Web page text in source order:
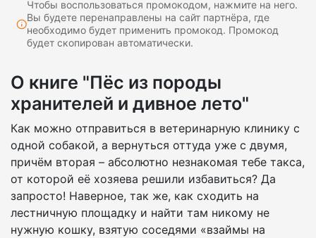
Чтобы воспользоваться промокодом, нажмите на него.
Вы будете перенаправлены на сайт партнёра, где
необходимо будет применить промокод. Промокод
будет скопирован автоматически.
О книге "Пёс из породы
хранителей и дивное лето"
Как можно отправиться в ветеринарную клинику с
одной собакой, а вернуться оттуда уже с двумя,
причём вторая – абсолютно незнакомая тебе такса,
от которой её хозяева решили избавиться? Да
запросто! Наверное, так же, как сходить на
лестничную площадку и найти там никому не
нужную кошку, взятую соседями «взаймы на